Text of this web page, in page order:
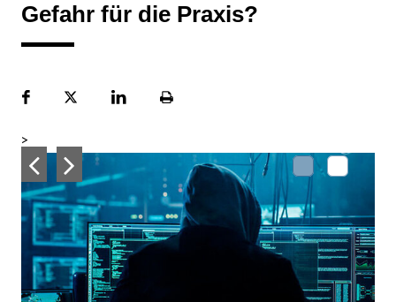
Gefahr für die Praxis?
FacebookPlattformLinekdInSeite
>